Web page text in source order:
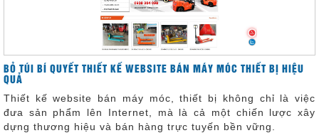
BỎ TÚI BÍ QUYẾT THIẾT KẾ WEBSITE BÁN MÁY MÓC THIẾT BỊ HIỆU
QUẢ
Thiết kế website bán máy móc, thiết bị không chỉ là việc
đưa sản phẩm lên Internet, mà là cả một chiến lược xây
dựng thương hiệu và bán hàng trực tuyến bền vững.